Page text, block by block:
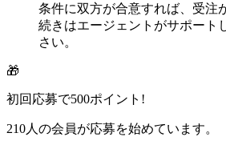
条件に双方が合意すれば、受注
続きはエージェントがサポート
さい。
🎁
初回応募で500ポイント!
210人の会員が応募を始めています。